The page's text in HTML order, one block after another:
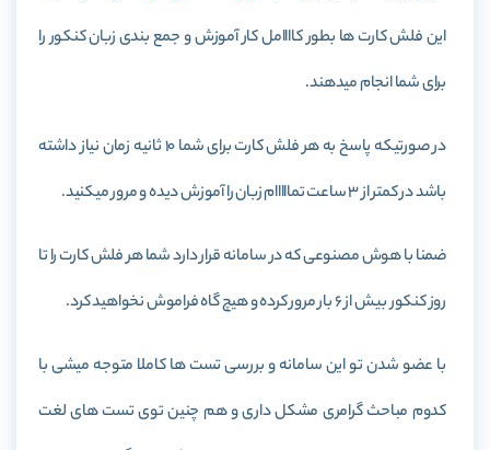
این فلش کارت ها بطور کاااامل کار آموزش و جمع بندی زبان کنکور را
برای شما انجام میدهند.
در صورتیکه پاسخ به هر فلش کارت برای شما 10 ثانیه زمان نیاز داشته
باشد در کمتر از 3 ساعت تمااااام زبان را آموزش دیده و مرور میکنید.
ضمنا با هوش مصنوعی که در سامانه قرار دارد شما هر فلش کارت را تا
روز کنکور بیش از 6 بار مرور کرده و هیچ گاه فراموش نخواهید کرد.
با عضو شدن تو این سامانه و بررسی تست ها کاملا متوجه میشی با
کدوم مباحث گرامری مشکل داری و هم چنین توی تست های لغت